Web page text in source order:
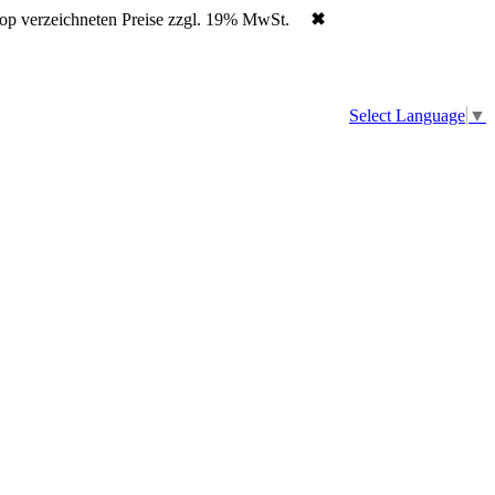
verzeichneten Preise zzgl. 19% MwSt. ✖
Select Language ▼